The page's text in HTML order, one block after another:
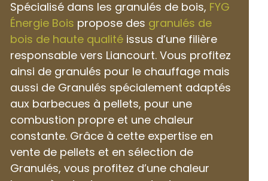
Spécialisé dans les granulés de bois, FYG
Énergie Bois propose des granulés de
bois de haute qualitéissus d’une filière
responsable vers Liancourt. Vous profitez
ainsi de granulés pour le chauffage mais
aussi de Granulés spécialement adaptés
aux barbecues à pellets, pour une
combustion propre et une chaleur
constante. Grâce à cette expertise en
vente de pellets et en sélection de
Granulés, vous profitez d’une chaleur